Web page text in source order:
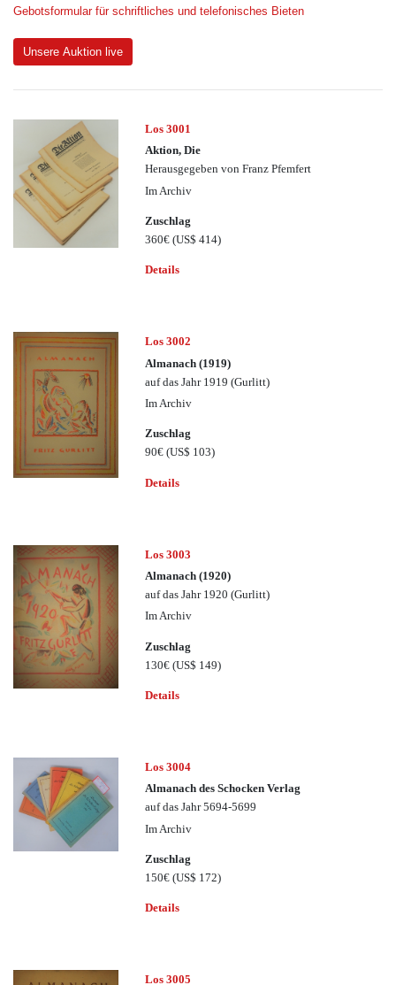
Gebotsformular für schriftliches und telefonisches Bieten
Unsere Auktion live
Los 3001
Aktion, Die
Herausgegeben von Franz Pfemfert
Im Archiv
Zuschlag
360€(US$ 414)
Details
Los 3002
Almanach (1919)
auf das Jahr 1919 (Gurlitt)
Im Archiv
Zuschlag
90€(US$ 103)
Details
Los 3003
Almanach (1920)
auf das Jahr 1920 (Gurlitt)
Im Archiv
Zuschlag
130€(US$ 149)
Details
Los 3004
Almanach des Schocken Verlag
auf das Jahr 5694-5699
Im Archiv
Zuschlag
150€(US$ 172)
Details
Los 3005